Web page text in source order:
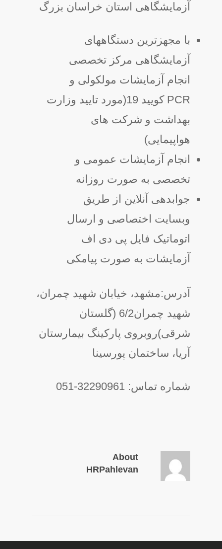
آزمایشگاهی استان خراسان بزرگ
با مجهزترین دستگاههای
آزمایشگاهی مرکز تخصصی
انجام آزمایشات مولکولی و
PCR کویید 19(مورد تایید وزارت
بهداشت و شرکت های
هواپیمایی)
انجام آزمایشات عمومی و
تخصصی به صورت روزانه
جوابدهی آنلاین از طریق
وبسایت اختصاصی و ارسال
اتوماتیک فایل پی دی اف
آزمایشات به صورت پیامکی
آدرس:مشهد، خیابان شهید چمران،
شهید چمران6/2 (گلستان
شرقی)روبروی پارکینگ بیمارستان
آریا، ساختمان پورسینا
شماره تماس: 32290961-051
About
HRPahlevan